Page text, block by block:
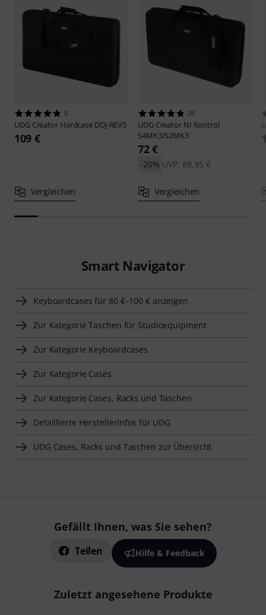
5
UDG Creator Hardcase DDJ-REV5
109 €
Vergleichen
20
UDG Creator NI Kontrol
S4MK3/S2MK3
72 €
UVP: 89,95 €
-20%
Vergleichen
Smart Navigator
Keyboardcases für 80 €–100 € anzeigen
Zur Kategorie Taschen für Studioequipment
Zur Kategorie Keyboardcases
Zur Kategorie Cases
Zur Kategorie Cases, Racks und Taschen
Detaillierte Herstellerinfos für UDG
UDG Cases, Racks und Taschen zur Übersicht
Gefällt Ihnen, was Sie sehen?
Teilen Hilfe & Feedback
Zuletzt angesehene Produkte